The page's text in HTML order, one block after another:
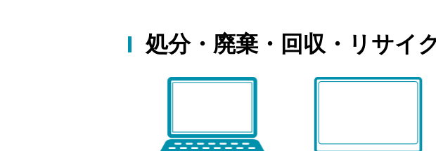
処分・廃棄・回収・リサイ